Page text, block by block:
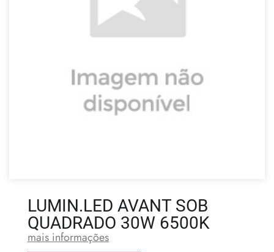
LUMIN.LED AVANT SOB
QUADRADO 30W 6500K
mais informações